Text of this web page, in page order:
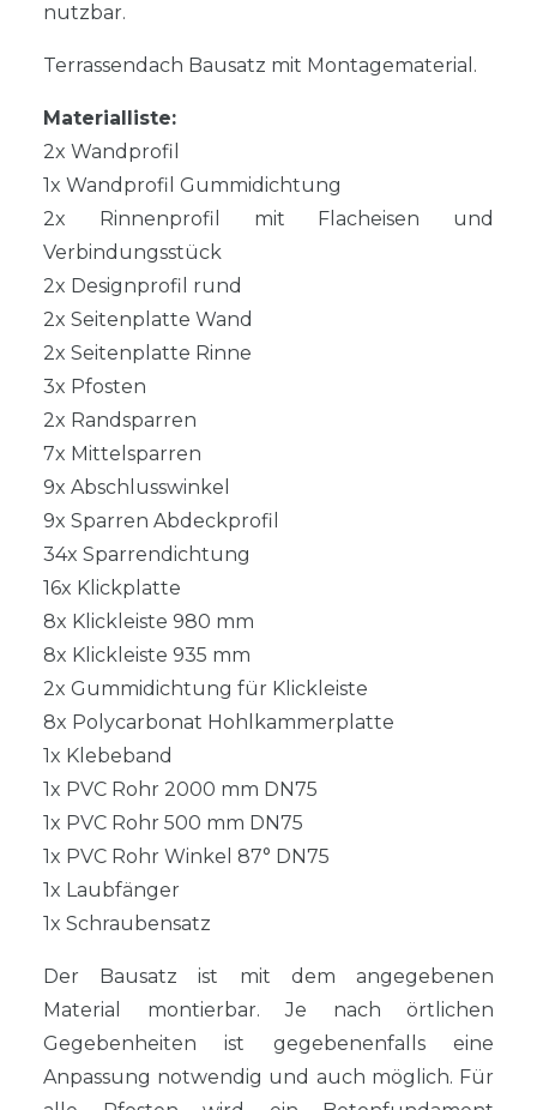
nutzbar.
Terrassendach Bausatz mit Montagematerial.
Materialliste:
2x Wandprofil
1x Wandprofil Gummidichtung
2x Rinnenprofil mit Flacheisen und
Verbindungsstück
2x Designprofil rund
2x Seitenplatte Wand
2x Seitenplatte Rinne
3x Pfosten
2x Randsparren
7x Mittelsparren
9x Abschlusswinkel
9x Sparren Abdeckprofil
34x Sparrendichtung
16x Klickplatte
8x Klickleiste 980 mm
8x Klickleiste 935 mm
2x Gummidichtung für Klickleiste
8x Polycarbonat Hohlkammerplatte
1x Klebeband
1x PVC Rohr 2000 mm DN75
1x PVC Rohr 500 mm DN75
1x PVC Rohr Winkel 87° DN75
1x Laubfänger
1x Schraubensatz
Der Bausatz ist mit dem angegebenen
Material montierbar. Je nach örtlichen
Gegebenheiten ist gegebenenfalls eine
Anpassung notwendig und auch möglich. Für